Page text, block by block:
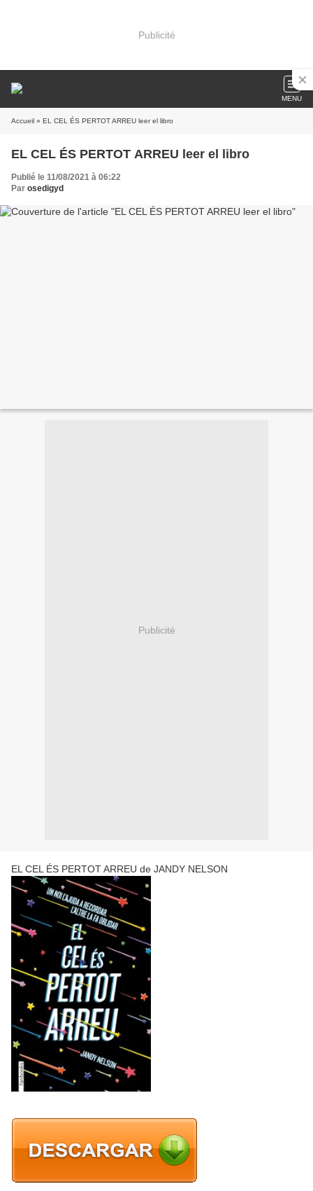
Publicité
MENU
Accueil » EL CEL ÉS PERTOT ARREU leer el libro
EL CEL ÉS PERTOT ARREU leer el libro
Publié le 11/08/2021 à 06:22
Par osedigyd
Publicité
EL CEL ÉS PERTOT ARREU de JANDY NELSON